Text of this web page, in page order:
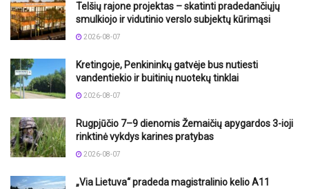
Telšių rajone projektas – skatinti pradedančiųjų
smulkiojo ir vidutinio verslo subjektų kūrimąsi
2026-08-07
Kretingoje, Penkininkų gatvėje bus nutiesti
vandentiekio ir buitinių nuotekų tinklai
2026-08-07
Rugpjūčio 7–9 dienomis Žemaičių apygardos 3-ioji
rinktinė vykdys karines pratybas
2026-08-07
„Via Lietuva“ pradeda magistralinio kelio A11